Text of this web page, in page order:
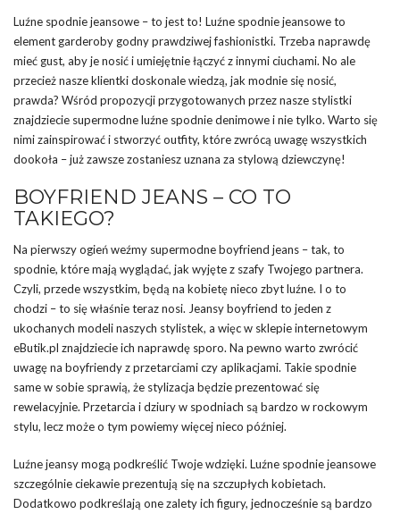
Luźne spodnie jeansowe – to jest to! Luźne spodnie jeansowe to
element garderoby godny prawdziwej fashionistki. Trzeba naprawdę
mieć gust, aby je nosić i umiejętnie łączyć z innymi ciuchami. No ale
przecież nasze klientki doskonale wiedzą, jak modnie się nosić,
prawda? Wśród propozycji przygotowanych przez nasze stylistki
znajdziecie supermodne luźne spodnie denimowe i nie tylko. Warto się
nimi zainspirować i stworzyć outfity, które zwrócą uwagę wszystkich
dookoła – już zawsze zostaniesz uznana za stylową dziewczynę!
BOYFRIEND JEANS – CO TO
TAKIEGO?
Na pierwszy ogień weźmy supermodne boyfriend jeans – tak, to
spodnie, które mają wyglądać, jak wyjęte z szafy Twojego partnera.
Czyli, przede wszystkim, będą na kobietę nieco zbyt luźne. I o to
chodzi – to się właśnie teraz nosi. Jeansy boyfriend to jeden z
ukochanych modeli naszych stylistek, a więc w sklepie internetowym
eButik.pl znajdziecie ich naprawdę sporo. Na pewno warto zwrócić
uwagę na boyfriendy z przetarciami czy aplikacjami. Takie spodnie
same w sobie sprawią, że stylizacja będzie prezentować się
rewelacyjnie. Przetarcia i dziury w spodniach są bardzo w rockowym
stylu, lecz może o tym powiemy więcej nieco później.
Luźne jeansy mogą podkreślić Twoje wdzięki. Luźne spodnie jeansowe
szczególnie ciekawie prezentują się na szczupłych kobietach.
Dodatkowo podkreślają one zalety ich figury, jednocześnie są bardzo